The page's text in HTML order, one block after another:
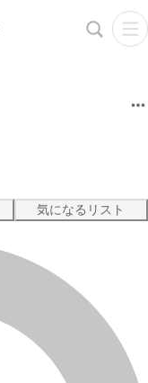
気になるリスト